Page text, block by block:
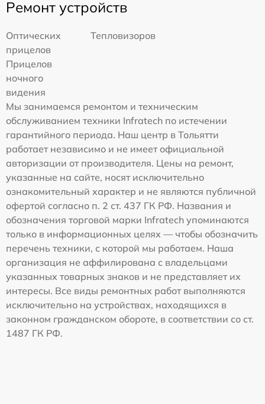
Ремонт устройств
Оптических
прицелов
Тепловизоров
Прицелов
ночного
видения
Мы занимаемся ремонтом и техническим
обслуживанием техники Infratech по истечении
гарантийного периода. Наш центр в Тольятти
работает независимо и не имеет официальной
авторизации от производителя. Цены на ремонт,
указанные на сайте, носят исключительно
ознакомительный характер и не являются публичной
офертой согласно п. 2 ст. 437 ГК РФ. Названия и
обозначения торговой марки Infratech упоминаются
только в информационных целях — чтобы обозначить
перечень техники, с которой мы работаем. Наша
организация не аффилирована с владельцами
указанных товарных знаков и не представляет их
интересы. Все виды ремонтных работ выполняются
исключительно на устройствах, находящихся в
законном гражданском обороте, в соответствии со ст.
1487 ГК РФ.